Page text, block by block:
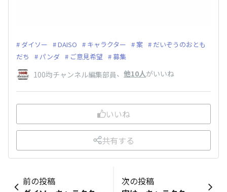
ダイソー DAISO キャラクター 案
だいぞうのおとも
だち
パンダ ご意見希望 募集
100均チャンネル編集部員、 他10人がいいね
いいね
共有する
前の投稿
次の投稿